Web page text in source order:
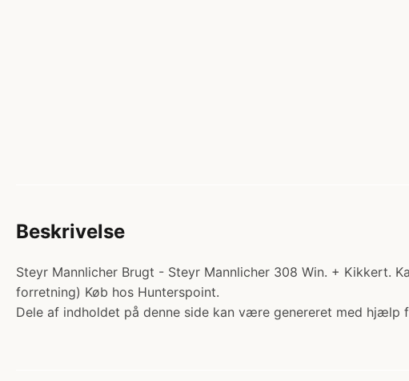
Beskrivelse
Steyr Mannlicher Brugt - Steyr Mannlicher 308 Win. + Kikkert.
forretning) Køb hos Hunterspoint.
Dele af indholdet på denne side kan være genereret med hjælp